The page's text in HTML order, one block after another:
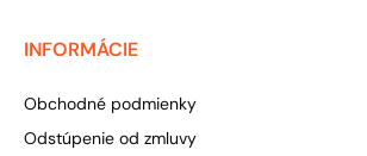
INFORMÁCIE
Obchodné podmienky
Odstúpenie od zmluvy